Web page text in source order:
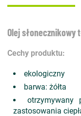
Olej słonecznikowy
Cechy produktu:
ekologiczny
barwa: żółta
otrzymywany
zastosowania